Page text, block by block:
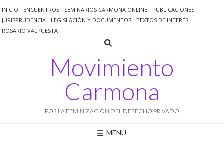
al
contenido
INICIO ENCUENTROS SEMINARIOS CARMONA ONLINE
PUBLICACIONES
JURISPRUDENCIA
LEGISLACIÓN Y DOCUMENTOS
TEXTOS DE INTERÉS
ROSARIO VALPUESTA
Movimiento
Carmona
POR LA FEMINIZACIÓN DEL DERECHO PRIVADO
MENU